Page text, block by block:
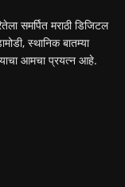
समर्पित मराठी डिजिटल
स्थानिक बातम्या
आमचा प्रयत्न आहे.